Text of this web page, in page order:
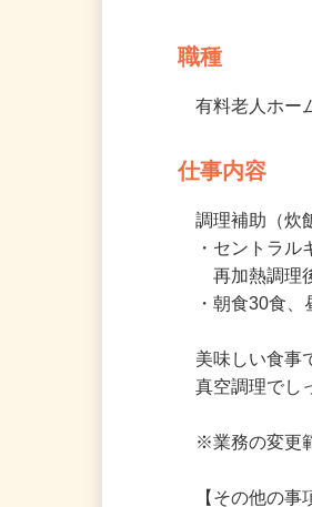
職種
調理補助（
・セントラ
再加熱調理
美味しい食